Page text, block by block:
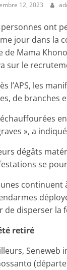
12, 2023
personnes ont
jour dans la
de Mama
sur le
l’APS, les
de branches
échauffourées
», a
dégâts
se
continuent
de disperser la
retiré
Seneweb